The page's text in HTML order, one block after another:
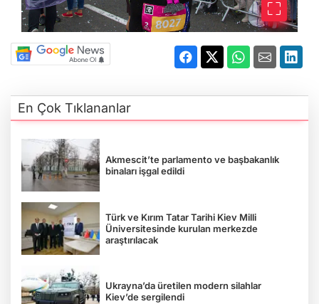
En Çok Tıklananlar
Akmescit’te parlamento ve başbakanlık
binaları işgal edildi
Türk ve Kırım Tatar Tarihi Kiev Milli
Üniversitesinde kurulan merkezde
araştırılacak
Ukrayna’da üretilen modern silahlar
Kiev’de sergilendi